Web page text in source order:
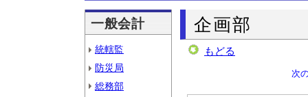
一般会計
統轄監
防災局
総務部
企画部
もどる
次